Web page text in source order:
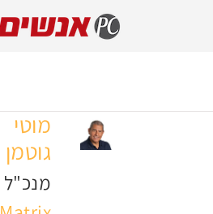
מוטי
גוטמן
מנכ"ל